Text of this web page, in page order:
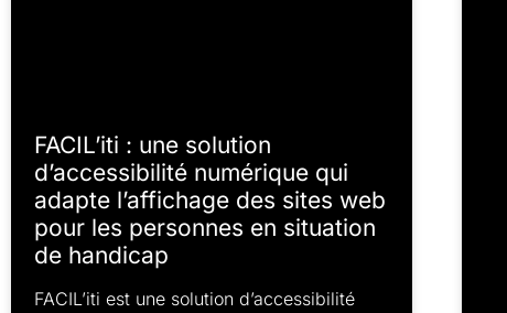
FACIL’iti : une solution
d’accessibilité numérique qui
adapte l’affichage des sites web
pour les personnes en situation
de handicap
FACIL’iti est une solution d’accessibilité